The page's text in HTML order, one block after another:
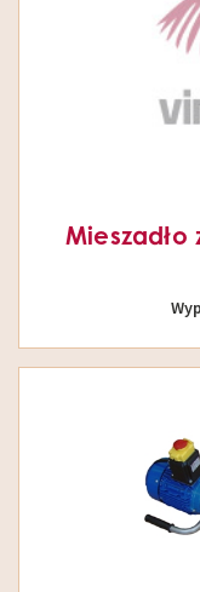
Mieszadło